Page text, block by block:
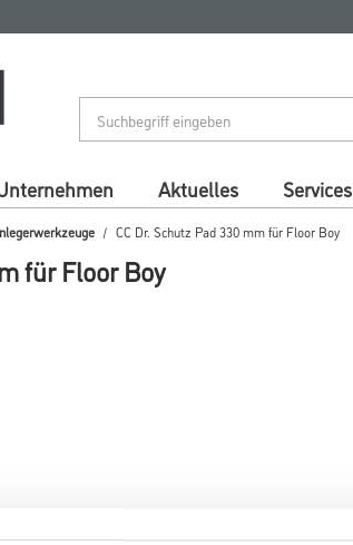
Aktuelles Services
CC Dr. Schutz Pad 330 mm für Floor Boy
für Floor Boy